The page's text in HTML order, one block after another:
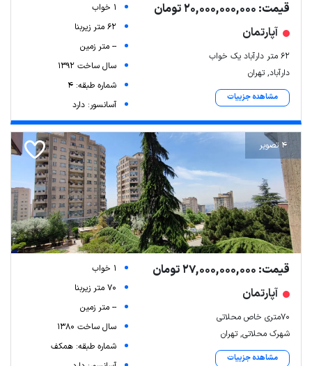
قیمت: 20,000,000,000 تومان
آپارتمان
۶۲ متر دارآباد یک خواب
دارآباد, تهران
مشاهده جزییات
1 خواب
62 متر زیربنا
-- متر زمین
سال ساخت 1392
شماره طبقه: 4
آسانسور: دارد
4 تصویر
قیمت: 27,000,000,000 تومان
آپارتمان
70متری خاص محلاتی
شهرک محلاتی, تهران
مشاهده جزییات
1 خواب
70 متر زیربنا
-- متر زمین
سال ساخت 1380
شماره طبقه: همکف